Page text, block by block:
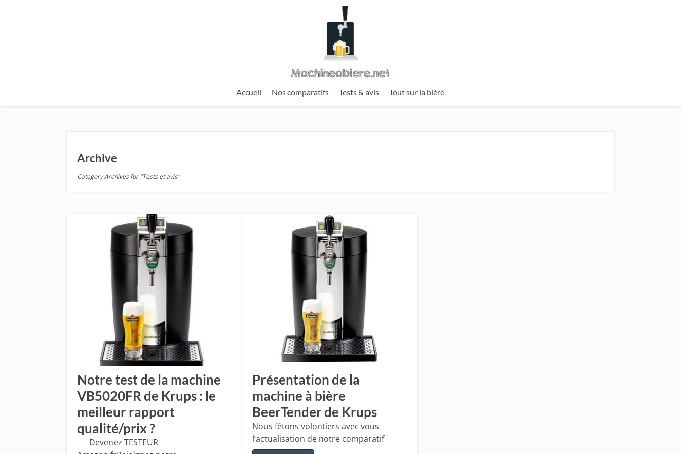
Accueil Nos comparatifs Tests & avis Tout sur la bière
Archive
Category Archives for "Tests et avis"
Notre test de la machine
VB5020FR de Krups : le
meilleur rapport
qualité/prix ?
​Devenez TESTEUR
Présentation de la
machine à bière
BeerTender de Krups
Nous fêtons volontiers avec vous
l’actualisation de notre comparatif